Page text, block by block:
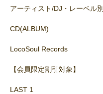
アーティスト/DJ・レーベル別
CD(ALBUM)
LocoSoul Records
【会員限定割引対象】
LAST 1